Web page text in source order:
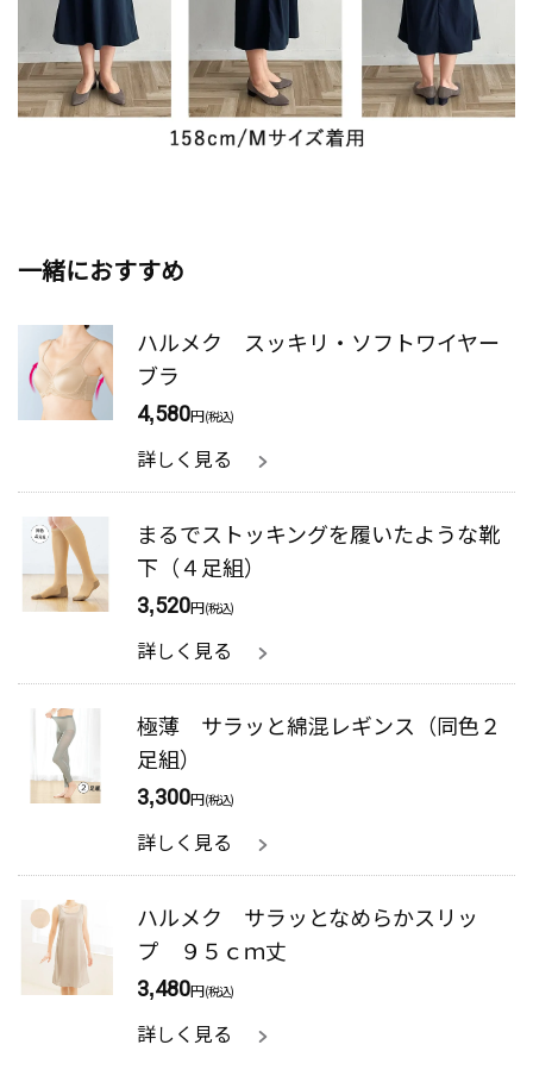
一緒におすすめ
ハルメク スッキリ・ソフトワイヤー
ブラ
4,580円(税込)
詳しく見る
まるでストッキングを履いたような靴
下（４足組）
3,520円(税込)
詳しく見る
極薄 サラッと綿混レギンス（同色２
足組）
3,300円(税込)
詳しく見る
ハルメク サラッとなめらかスリッ
プ ９５ｃｍ丈
3,480円(税込)
詳しく見る